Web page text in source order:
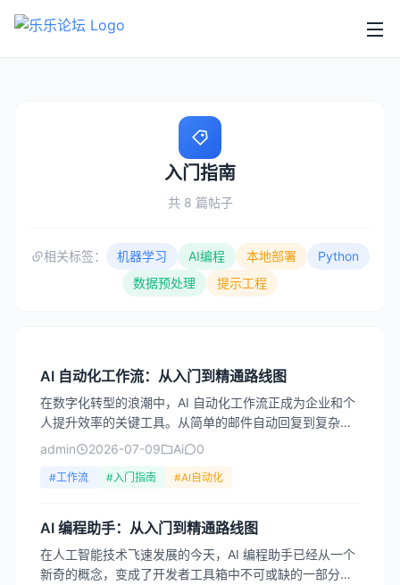
入门指南
共 8 篇帖子
相关标签： 机器学习 AI编程 本地部署
Python
数据预处理
提示工程
AI 自动化工作流：从入门到精通路线图
在数字化转型的浪潮中，AI 自动化工作流正成为企业和个
人提升效率的关键工具。从简单的邮件自动回复到复杂的
多步骤业务流程，AI 技术的融入让自动化从“机械执行”
admin 2026-07-09 Ai 0
#工作流 #入门指南 #AI自动化
AI 编程助手：从入门到精通路线图
在人工智能技术飞速发展的今天，AI 编程助手已经从一个
新奇的概念，变成了开发者工具箱中不可或缺的一部分。